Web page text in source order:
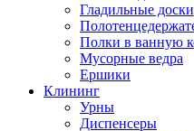
Гладильные доски
Полки в ванную
Мусорные ведра
Ершики
Клининг
Урны
Диспенсеры